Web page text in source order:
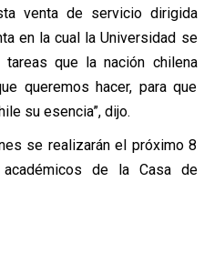
venta de servicio dirigida
en la cual la Universidad se
que la nación chilena
queremos hacer, para que
su esencia”, dijo.
se realizarán el próximo 8
de la Casa de